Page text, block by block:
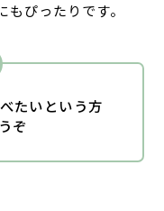
ぴったりです。
たいという方
ぞ